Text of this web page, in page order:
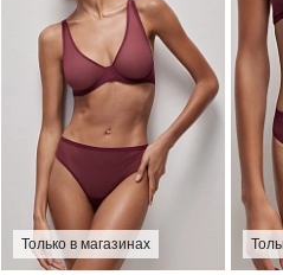
Только в магазинах